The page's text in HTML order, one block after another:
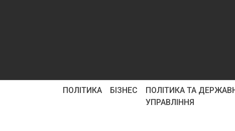
ПОЛІТИКА БІЗНЕС
ПОЛІТИКА ТА
УПРАВЛІННЯ